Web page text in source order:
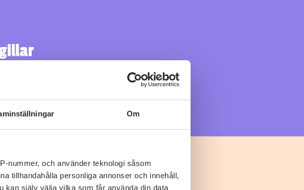
Om
nummer, och använder teknologi såsom
tillhandahålla personliga annonser och innehåll,
kan själv välja vilka som får använda din data